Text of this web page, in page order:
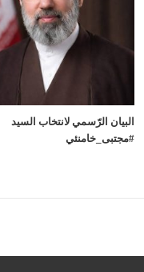
‏البيان الرّسمي لانتخاب السيد
‎#مجتبى_خامنئي